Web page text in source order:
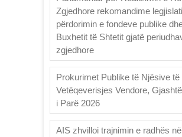
Zgjedhore rekomandime
përdorimin e fondeve publike
Buxhetit të Shtetit gjatë
zgjedhore
Prokurimet Publike të Njësive të
Vetëqeverisjes Vendore,
i Parë 2026
AIS zhvilloi trajnimin e radhës në